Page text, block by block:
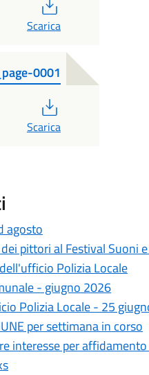
Scarica
0001
Scarica
agosto
pittori al Festival Suoni
Polizia Locale
- giugno 2026
Polizia Locale - 25
per settimana in corso
interesse per